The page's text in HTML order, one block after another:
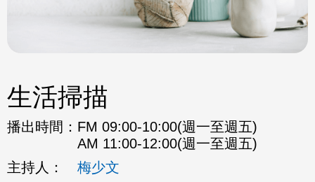
生活掃描
播出時間： FM 09:00-10:00(週一至週五)
AM 11:00-12:00(週一至週五)
主持人：
梅少文